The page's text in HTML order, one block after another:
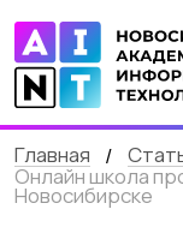
Главная / Статьи
Онлайн школа
Новосибирске